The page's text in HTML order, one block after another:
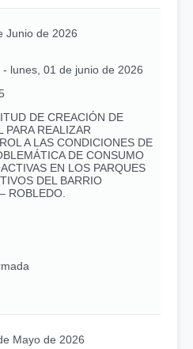
Junio de 2026
- lunes, 01 de junio de 2026
DE CREACIÓN DE
PARA REALIZAR
A LAS CONDICIONES DE
DE CONSUMO
EN LOS PARQUES
DEL BARRIO
ROBLEDO.
Mayo de 2026